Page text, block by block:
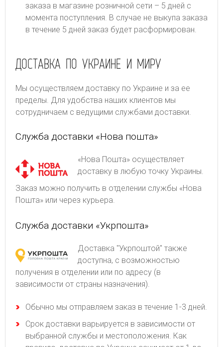
заказа в магазине розничной сети – 5 дней с
момента поступления. В случае не выкупа заказа
в течение 5 дней заказ будет расформирован.
ДОСТАВКА ПО УКРАИНЕ И МИРУ
Мы осуществляем доставку по Украине и за ее
пределы. Для удобства наших клиентов мы
сотрудничаем с ведущими службами доставки.
Служба доставки «Нова пошта»
«Нова Пошта» осуществляет
доставку в любую точку Украины.
Заказ можно получить в отделении службы «Нова
Пошта» или через курьера.
Служба доставки «Укрпошта»
Доставка "Укрпоштой" также
доступна, с возможностью
получения в отделении или по адресу (в
зависимости от страны назначения).
Обычно мы отправляем заказ в течение 1-3 дней.
Срок доставки варьируется в зависимости от
выбранной службы и местоположения. Как